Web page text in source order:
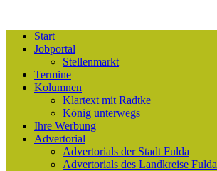
Start
Jobportal
Stellenmarkt
Termine
Kolumnen
Klartext mit Radtke
König unterwegs
Ihre Werbung
Advertorial
Advertorials der Stadt Fulda
Advertorials des Landkreise Fulda